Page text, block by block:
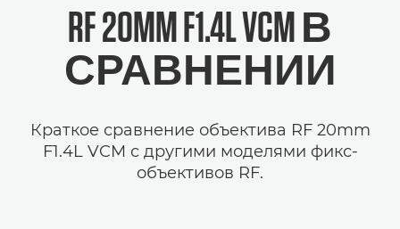
RF 20MM F1.4L VCM В
СРАВНЕНИИ
Краткое сравнение объектива RF 20mm
F1.4L VCM с другими моделями фикс-
объективов RF.